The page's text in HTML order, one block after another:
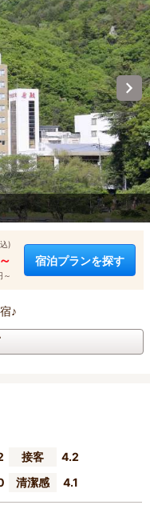
)
～
宿泊プランを探す
♪
接客
4.2
清潔感 4.1